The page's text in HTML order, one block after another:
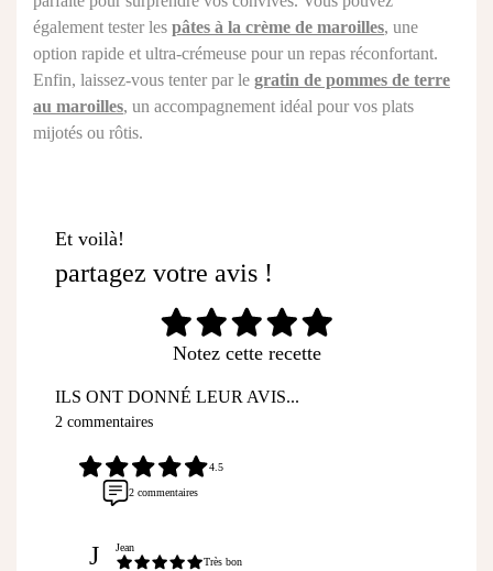
également tester les pâtes à la crème de maroilles, une
option rapide et ultra-crémeuse pour un repas réconfortant.
Enfin, laissez-vous tenter par le gratin de pommes de terre
au maroilles, un accompagnement idéal pour vos plats
mijotés ou rôtis.
Et voilà!
partagez votre avis !
Notez cette recette
ILS ONT DONNÉ LEUR AVIS...
2 commentaires
4.5
2 commentaires
J
Jean
Très bon